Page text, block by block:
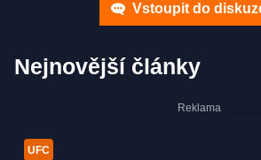
Vstoupit do
Nejnovější články
UFC